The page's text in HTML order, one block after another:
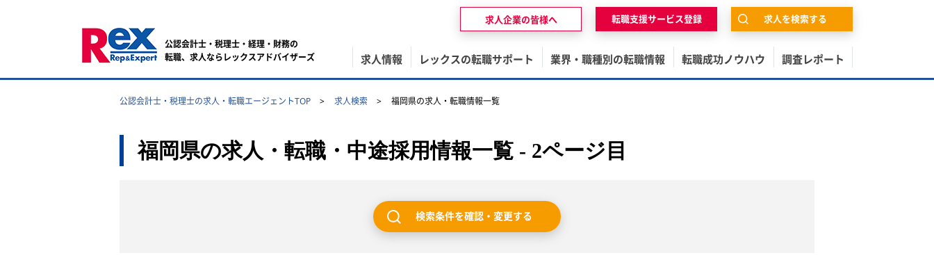
公認会計士・税理士・経理・財務の
転職、求人ならレックスアドバイザーズ
求人情報 レックスの転職サポート 業界・職種別の転職情報 転職成功ノウハウ 調査レポート
求人企業の皆様へ 転職支援サービス登録 求人を検索する
公認会計士・税理士の求人・転職エージェントTOP 求人検索 福岡県の求人・転職情報一覧
福岡県の求人・転職・中途採用情報一覧 - 2ページ目
検索条件を確認・変更する